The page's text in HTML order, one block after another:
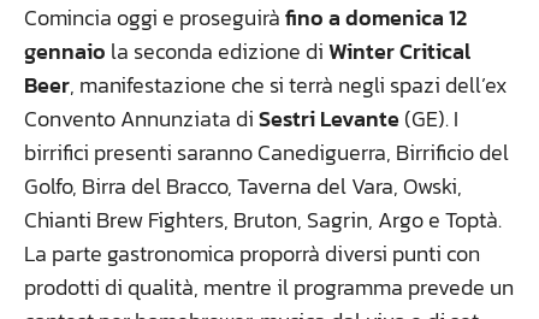
Comincia oggi e proseguiràfino a domenica 12
gennaio la seconda edizione diWinter Critical
Beer, manifestazione che si terrà negli spazi dell’ex
Convento Annunziata diSestri Levante (GE). I
birrifici presenti saranno Canediguerra, Birrificio del
Golfo, Birra del Bracco, Taverna del Vara, Owski,
Chianti Brew Fighters, Bruton, Sagrin, Argo e Toptà.
La parte gastronomica proporrà diversi punti con
prodotti di qualità, mentre il programma prevede un